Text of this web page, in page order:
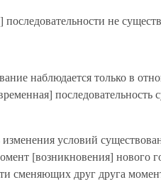
не
наблюдается только в
последовательность
условий
[возникновения] нового
сменяющих друг друга